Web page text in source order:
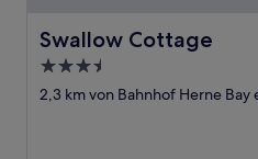
Swallow Cottage
Swallow Cottage
3.5-
Sterne-
2,3 km von Bahnhof Herne